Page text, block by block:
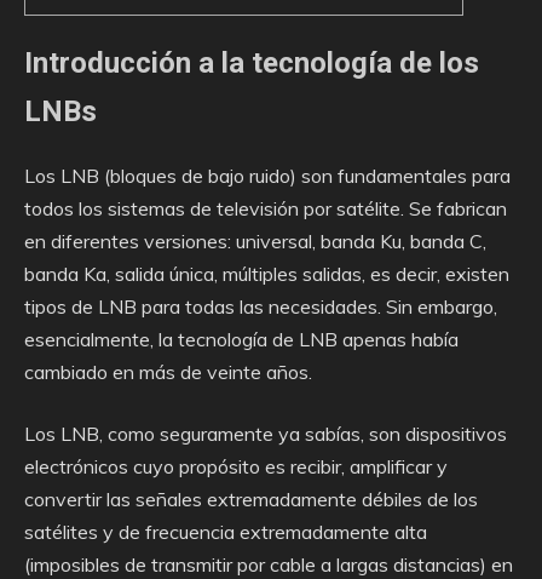
Introducción a la tecnología de los
LNBs
Los LNB (bloques de bajo ruido) son fundamentales para
todos los sistemas de televisión por satélite. Se fabrican
en diferentes versiones: universal, banda Ku, banda C,
banda Ka, salida única, múltiples salidas, es decir, existen
tipos de LNB para todas las necesidades. Sin embargo,
esencialmente, la tecnología de LNB apenas había
cambiado en más de veinte años.
Los LNB, como seguramente ya sabías, son dispositivos
electrónicos cuyo propósito es recibir, amplificar y
convertir las señales extremadamente débiles de los
satélites y de frecuencia extremadamente alta
(imposibles de transmitir por cable a largas distancias) en